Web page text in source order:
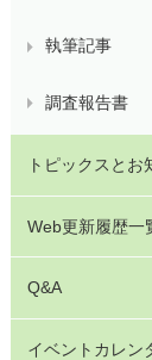
執筆記事
調査報告書
トピックスとお
Web更新履歴一
Q&A
イベントカレン